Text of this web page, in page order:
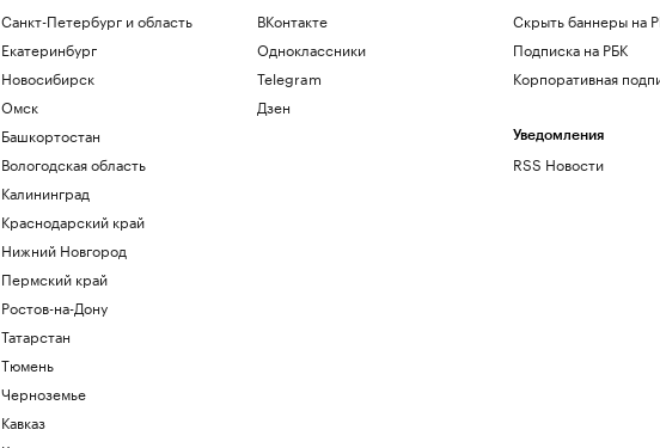
Санкт-Петербург и область
Екатеринбург
Новосибирск
Омск
Башкортостан
Вологодская область
Калининград
Краснодарский край
Нижний Новгород
Пермский край
Ростов-на-Дону
Татарстан
Тюмень
Черноземье
Кавказ
ВКонтакте
Одноклассники
Telegram
Дзен
Скрыть баннеры на
Подписка на РБК
Корпоративная
Уведомления
RSS Новости